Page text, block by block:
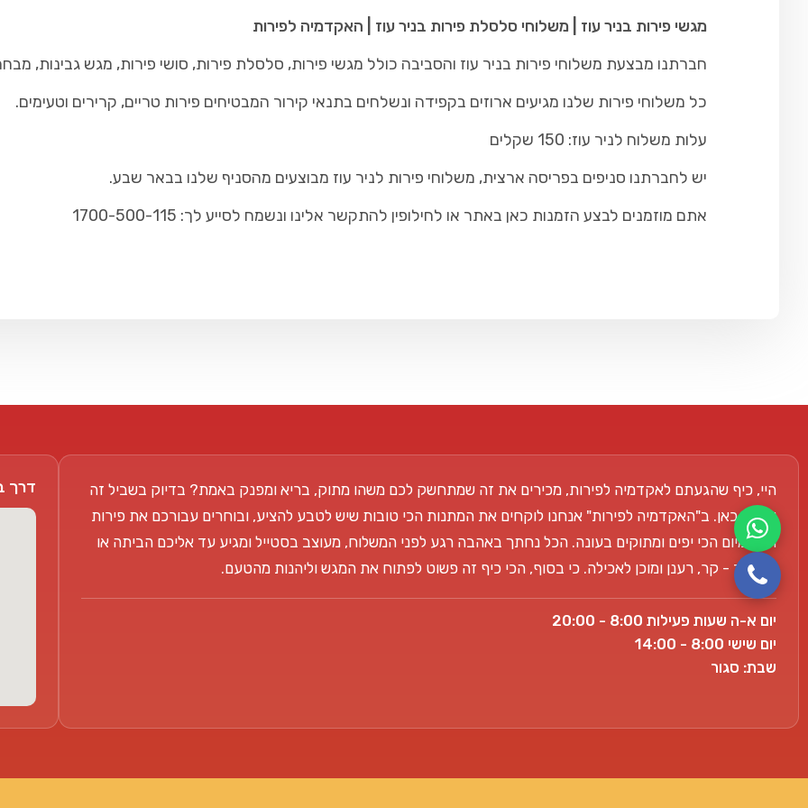
מגשי פירות בניר עוז | משלוחי סלסלת פירות בניר עוז | האקדמיה לפירות
חברתנו מבצעת משלוחי פירות בניר עוז והסביבה כולל מגשי פירות, סלסלת פירות, סושי פירות, מגש גבינות,
כל משלוחי פירות שלנו מגיעים ארוזים בקפידה ונשלחים בתנאי קירור המבטיחים פירות טריים, קרירים וטעימים.
עלות משלוח לניר עוז: 150 שקלים
יש לחברתנו סניפים בפריסה ארצית, משלוחי פירות לניר עוז מבוצעים מהסניף שלנו בבאר שבע.
אתם מוזמנים לבצע הזמנות כאן באתר או לחילופין להתקשר אלינו ונשמח לסייע לך: 1700-500-115
היי, כיף שהגעתם לאקדמיה לפירות, מכירים את זה שמתחשק לכם משהו מתוק, בריא ומפנק באמת? בדיוק בשביל זה
אנחנו כאן. ב"האקדמיה לפירות" אנחנו לוקחים את המתנות הכי טובות שיש לטבע להציע, ובוחרים עבורכם את פירות
הפרימיום הכי יפים ומתוקים בעונה. הכל נחתך באהבה רגע לפני המשלוח, מעוצב בסטייל ומגיע עד אליכם הביתה או
למשרד - קר, רענן ומוכן לאכילה. כי בסוף, הכי כיף זה פשוט לפתוח את המגש וליהנות מהטעם.
יום א-ה שעות פעילות 8:00 - 20:00
יום שישי 8:00 - 14:00
שבת: סגור
דרך בן צבי